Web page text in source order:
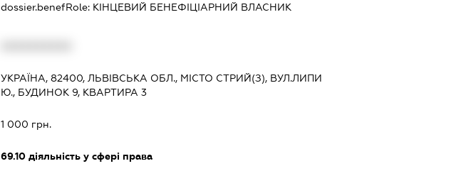
dossier.benefRole: КІНЦЕВИЙ БЕНЕФІЦІАРНИЙ ВЛАСНИК
УКРАЇНА, 82400, ЛЬВІВСЬКА ОБЛ., МІСТО СТРИЙ(З), ВУЛ.ЛИПИ
Ю., БУДИНОК 9, КВАРТИРА 3
1 000 грн.
69.10діяльність у сфері права